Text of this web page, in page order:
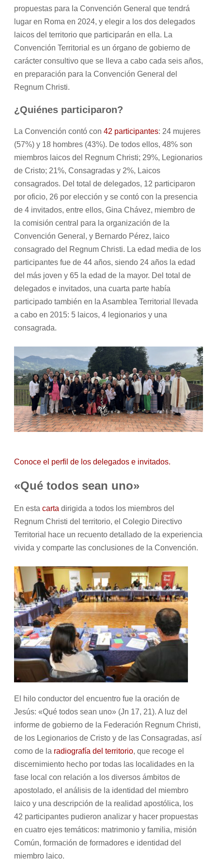
propuestas para la Convención General que tendrá
lugar en Roma en 2024, y elegir a los dos delegados
laicos del territorio que participarán en ella. La
Convención Territorial es un órgano de gobierno de
carácter consultivo que se lleva a cabo cada seis años,
en preparación para la Convención General del
Regnum Christi.
¿Quiénes participaron?
La Convención contó con 42 participantes: 24 mujeres
(57%) y 18 hombres (43%). De todos ellos, 48% son
miembros laicos del Regnum Christi; 29%, Legionarios
de Cristo; 21%, Consagradas y 2%, Laicos
consagrados. Del total de delegados, 12 participaron
por oficio, 26 por elección y se contó con la presencia
de 4 invitados, entre ellos, Gina Chávez, miembro de
la comisión central para la organización de la
Convención General, y Bernardo Pérez, laico
consagrado del Regnum Christi. La edad media de los
participantes fue de 44 años, siendo 24 años la edad
del más joven y 65 la edad de la mayor. Del total de
delegados e invitados, una cuarta parte había
participado también en la Asamblea Territorial llevada
a cabo en 2015: 5 laicos, 4 legionarios y una
consagrada.
Conoce el perfil de los delegados e invitados.
«Qué todos sean uno»
En esta carta dirigida a todos los miembros del
Regnum Christi del territorio, el Colegio Directivo
Territorial hace un recuento detallado de la experiencia
vivida y comparte las conclusiones de la Convención.
El hilo conductor del encuentro fue la oración de
Jesús: «Qué todos sean uno» (Jn 17, 21). A luz del
informe de gobierno de la Federación Regnum Christi,
de los Legionarios de Cristo y de las Consagradas, así
como de la radiografía del territorio, que recoge el
discernimiento hecho por todas las localidades en la
fase local con relación a los diversos ámbitos de
apostolado, el análisis de la identidad del miembro
laico y una descripción de la realidad apostólica, los
42 participantes pudieron analizar y hacer propuestas
en cuatro ejes temáticos: matrimonio y familia, misión
Común, formación de formadores e identidad del
miembro laico.